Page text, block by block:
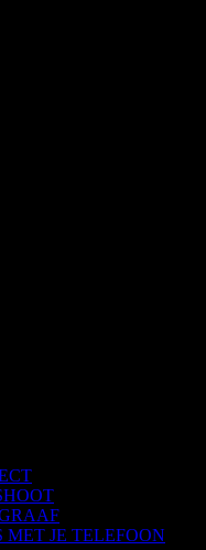
JE TELEFOON